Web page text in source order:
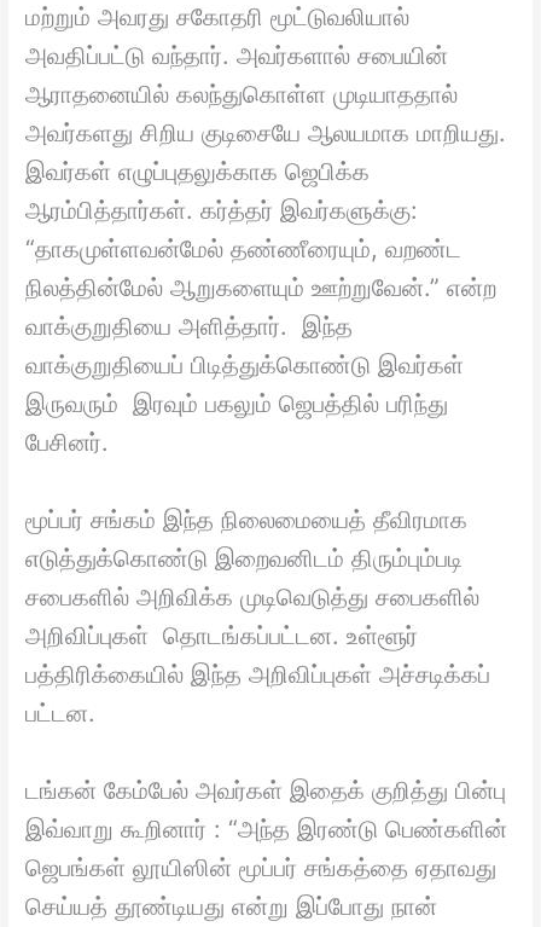
மற்றும் அவரது சகோதரி மூட்டுவலியால்
அவதிப்பட்டு வந்தார். அவர்களால் சபையின்
ஆராதனையில் கலந்துகொள்ள முடியாததால்
அவர்களது சிறிய குடிசையே ஆலயமாக மாறியது.
இவர்கள் எழுப்புதலுக்காக ஜெபிக்க
ஆரம்பித்தார்கள். கர்த்தர் இவர்களுக்கு:
“தாகமுள்ளவன்மேல் தண்ணீரையும், வறண்ட
நிலத்தின்மேல் ஆறுகளையும் ஊற்றுவேன்.” என்ற
வாக்குறுதியை அளித்தார். இந்த
வாக்குறுதியைப் பிடித்துக்கொண்டு இவர்கள்
இருவரும் இரவும் பகலும் ஜெபத்தில் பரிந்து
பேசினர்.
மூப்பர் சங்கம் இந்த நிலைமையைத் தீவிரமாக
எடுத்துக்கொண்டு இறைவனிடம் திரும்பும்படி
சபைகளில் அறிவிக்க முடிவெடுத்து சபைகளில்
அறிவிப்புகள் தொடங்கப்பட்டன. உள்ளூர்
பத்திரிக்கையில் இந்த அறிவிப்புகள் அச்சடிக்கப்
பட்டன.
டங்கன் கேம்பேல் அவர்கள் இதைக் குறித்து பின்பு
இவ்வாறு கூறினார் : “அந்த இரண்டு பெண்களின்
ஜெபங்கள் லூயிஸின் மூப்பர் சங்கத்தை ஏதாவது
செய்யத் தூண்டியது என்று இப்போது நான்